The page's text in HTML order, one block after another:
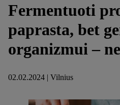
Fermentuoti
paprasta, bet
organizmui –
02.02.2024 | Vilnius